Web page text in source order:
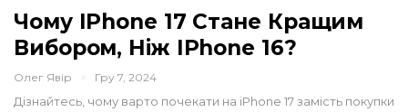
Чому IPhone 17 Стане Кращим
Вибором, Ніж IPhone 16?
Олег Явір Гру 7, 2024
Дізнайтесь, чому варто почекати на iPhone 17 замість покупки